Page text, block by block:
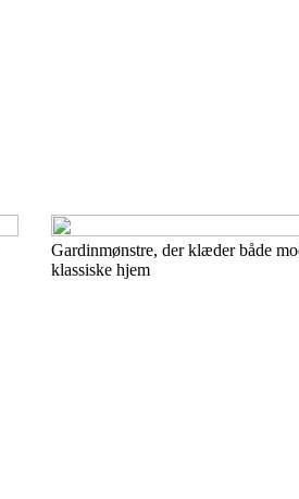
Gardinmønstre, der klæder både
klassiske hjem